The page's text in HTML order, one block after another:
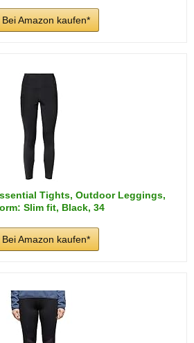
Bei Amazon kaufen*
Tights, Outdoor Leggings,
Slim fit, Black, 34
Bei Amazon kaufen*